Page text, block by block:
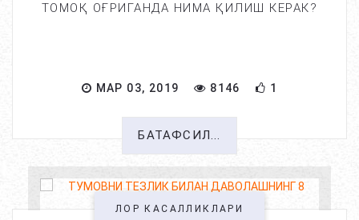
ТОМОҚ ОҒРИГАНДА НИМА ҚИЛИШ КЕРАК?
МАР 03, 2019 8146 1
БАТАФСИЛ...
ЛОР КАСАЛЛИКЛАРИ